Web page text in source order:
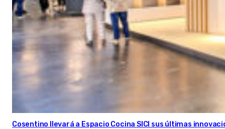
Cosentino llevará a Espacio Cocina SICI sus últimas